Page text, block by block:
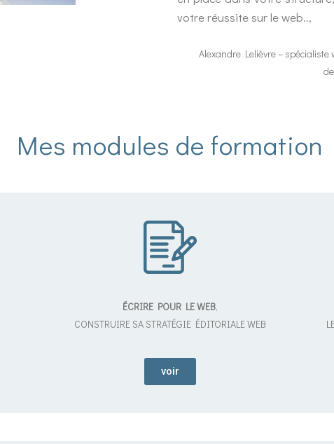
votre réussite sur le web..,
Alexandre Lelièvre –
Mes modules de formation
ÉCRIRE POUR LE WEB,
CONSTRUIRE SA STRATÉGIE ÉDITORIALE WEB
voir